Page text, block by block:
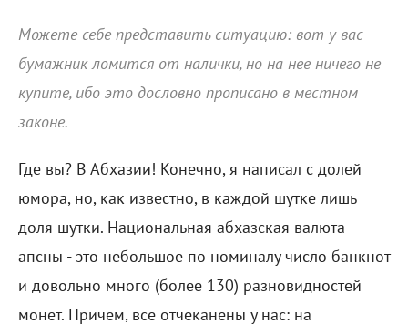
Можете себе представить ситуацию: вот у вас
бумажник ломится от налички, но на нее ничего не
купите, ибо это дословно прописано в местном
законе.
Где вы? В Абхазии! Конечно, я написал с долей
юмора, но, как известно, в каждой шутке лишь
доля шутки. Национальная абхазская валюта
апсны - это небольшое по номиналу число банкнот
и довольно много (более 130) разновидностей
монет. Причем, все отчеканены у нас: на